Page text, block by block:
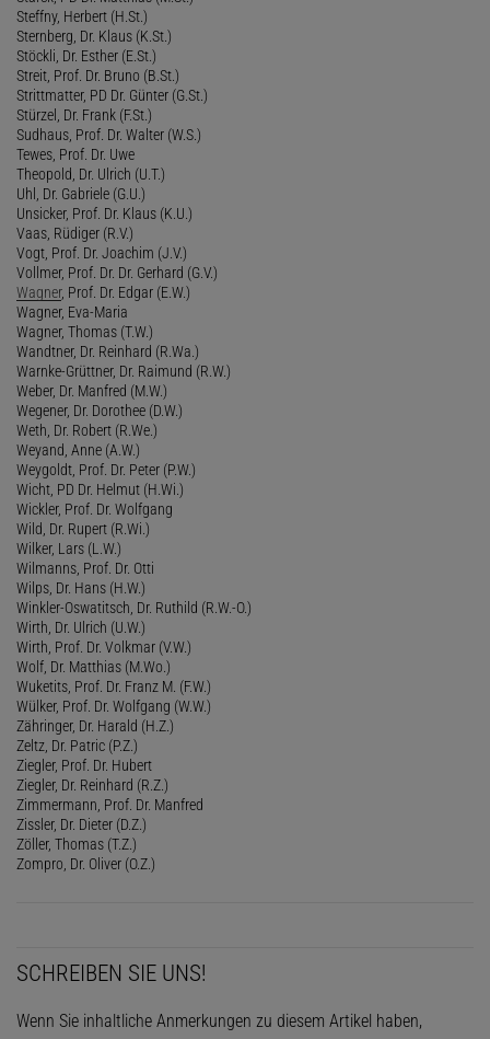
Steffny, Herbert (H.St.)
Sternberg, Dr. Klaus (K.St.)
Stöckli, Dr. Esther (E.St.)
Streit, Prof. Dr. Bruno (B.St.)
Strittmatter, PD Dr. Günter (G.St.)
Stürzel, Dr. Frank (F.St.)
Sudhaus, Prof. Dr. Walter (W.S.)
Tewes, Prof. Dr. Uwe
Theopold, Dr. Ulrich (U.T.)
Uhl, Dr. Gabriele (G.U.)
Unsicker, Prof. Dr. Klaus (K.U.)
Vaas, Rüdiger (R.V.)
Vogt, Prof. Dr. Joachim (J.V.)
Vollmer, Prof. Dr. Dr. Gerhard (G.V.)
Wagner, Prof. Dr. Edgar (E.W.)
Wagner, Eva-Maria
Wagner, Thomas (T.W.)
Wandtner, Dr. Reinhard (R.Wa.)
Warnke-Grüttner, Dr. Raimund (R.W.)
Weber, Dr. Manfred (M.W.)
Wegener, Dr. Dorothee (D.W.)
Weth, Dr. Robert (R.We.)
Weyand, Anne (A.W.)
Weygoldt, Prof. Dr. Peter (P.W.)
Wicht, PD Dr. Helmut (H.Wi.)
Wickler, Prof. Dr. Wolfgang
Wild, Dr. Rupert (R.Wi.)
Wilker, Lars (L.W.)
Wilmanns, Prof. Dr. Otti
Wilps, Dr. Hans (H.W.)
Winkler-Oswatitsch, Dr. Ruthild (R.W.-O.)
Wirth, Dr. Ulrich (U.W.)
Wirth, Prof. Dr. Volkmar (V.W.)
Wolf, Dr. Matthias (M.Wo.)
Wuketits, Prof. Dr. Franz M. (F.W.)
Wülker, Prof. Dr. Wolfgang (W.W.)
Zähringer, Dr. Harald (H.Z.)
Zeltz, Dr. Patric (P.Z.)
Ziegler, Prof. Dr. Hubert
Ziegler, Dr. Reinhard (R.Z.)
Zimmermann, Prof. Dr. Manfred
Zissler, Dr. Dieter (D.Z.)
Zöller, Thomas (T.Z.)
Zompro, Dr. Oliver (O.Z.)
SCHREIBEN SIE UNS!
Wenn Sie inhaltliche Anmerkungen zu diesem Artikel haben,